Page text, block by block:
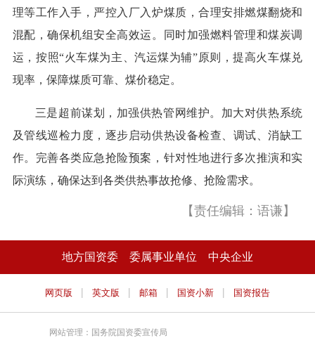
理等工作入手，严控入厂入炉煤质，合理安排燃煤翻烧和
混配，确保机组安全高效运。同时加强燃料管理和煤炭调
运，按照“火车煤为主、汽运煤为辅”原则，提高火车煤兑
现率，保障煤质可靠、煤价稳定。
三是超前谋划，加强供热管网维护。加大对供热系统
及管线巡检力度，逐步启动供热设备检查、调试、消缺工
作。完善各类应急抢险预案，针对性地进行多次推演和实
际演练，确保达到各类供热事故抢修、抢险需求。
【责任编辑：语谦】
地方国资委 委属事业单位 中央企业
网页版 | 英文版 | 邮箱 | 国资小新 | 国资报告
网站管理：国务院国资委宣传局